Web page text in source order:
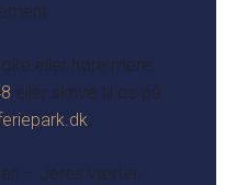
eller høre mere.
eller skrive til os på
– Jeres værter,